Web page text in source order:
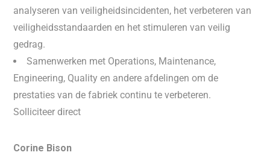
analyseren van veiligheidsincidenten, het verbeteren van
veiligheidsstandaarden en het stimuleren van veilig
gedrag.
Samenwerken met Operations, Maintenance,
Engineering, Quality en andere afdelingen om de
prestaties van de fabriek continu te verbeteren.
Solliciteer direct
Corine Bison